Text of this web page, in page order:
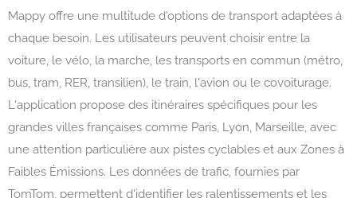
Mappy offre une multitude d'options de transport adaptées à
chaque besoin. Les utilisateurs peuvent choisir entre la
voiture, le vélo, la marche, les transports en commun (métro,
bus, tram, RER, transilien), le train, l'avion ou le covoiturage.
L'application propose des itinéraires spécifiques pour les
grandes villes françaises comme Paris, Lyon, Marseille, avec
une attention particulière aux pistes cyclables et aux Zones à
Faibles Émissions. Les données de trafic, fournies par
TomTom, permettent d'identifier les ralentissements et les